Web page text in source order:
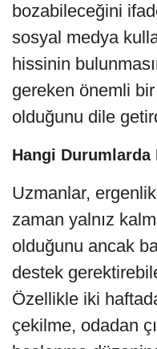
bozabileceğini
sosyal medya
hissinin
gereken önemli
olduğunu dile
Hangi Durumlarda
Uzmanlar,
zaman yalnız
olduğunu ancak
destek
Özellikle iki
çekilme, odadan